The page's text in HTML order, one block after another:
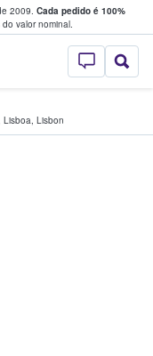
2009. Cada pedido é 100%
valor nominal.
StubHub – onde
bilhetes
Lisboa, Lisbon